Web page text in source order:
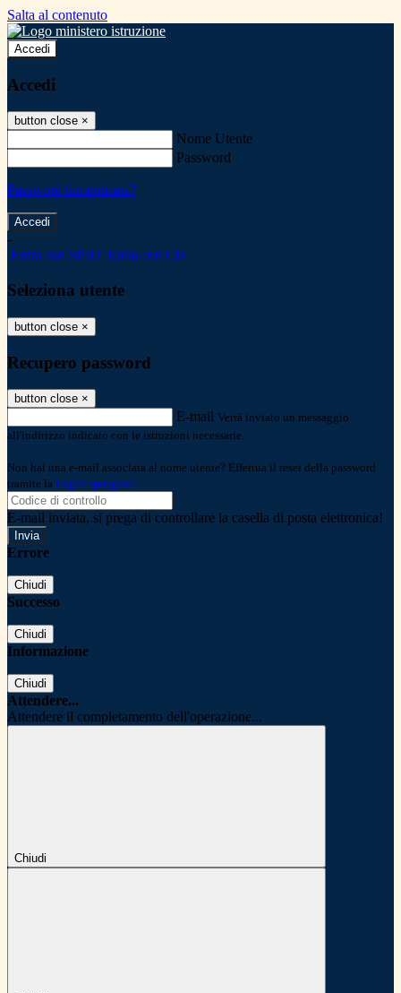
Salta al contenuto
Accedi
Accedi
button close ×
Nome Utente
Password
Password dimenticata?
-
Entra con SPID Entra con CIE
Seleziona utente
button close ×
Recupero password
button close ×
E-mail Verrà inviato un messaggio
all'indirizzo indicato con le istruzioni necessarie.
Non hai una e-mail associata al nome utente? Effettua il reset della password
tramite la Login Spaggiari
E-mail inviata, si prega di controllare la casella di posta elettronica!
Errore
Chiudi
Successo
Chiudi
Informazione
Chiudi
Attendere...
Attendere il completamento dell'operazione...
Chiudi